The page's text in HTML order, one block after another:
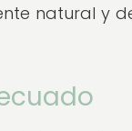
natural y